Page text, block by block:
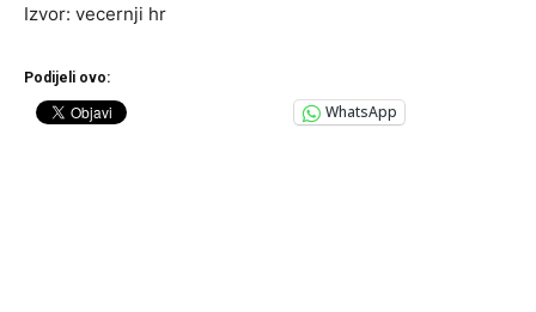
Izvor: vecernji hr
Podijeli ovo:
WhatsApp